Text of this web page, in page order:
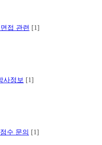
접 관련 [1]
사정보 [1]
수 문의 [1]